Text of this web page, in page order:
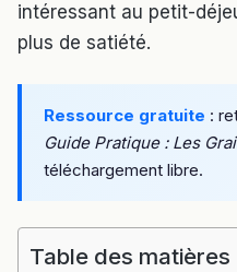
intéressant au petit-
plus de satiété.
Ressource gratuite :
Guide Pratique : Les
téléchargement libre.
Table des matières